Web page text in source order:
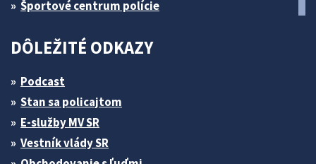
Športové centrum polície
DÔLEŽITÉ ODKAZY
Podcast
Stan sa policajtom
E-služby MV SR
Vestník vlády SR